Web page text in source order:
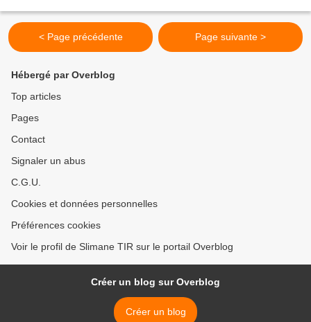
< Page précédente Page suivante >
Hébergé par Overblog
Top articles
Pages
Contact
Signaler un abus
C.G.U.
Cookies et données personnelles
Préférences cookies
Voir le profil de Slimane TIR sur le portail Overblog
Créer un blog sur Overblog
Créer un blog